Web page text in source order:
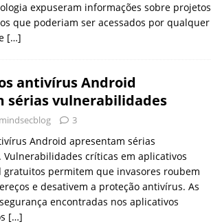
expuseram informações sobre projetos
que poderiam ser acessados ​​por qualquer
[…]
antivírus Android
sérias vulnerabilidades
mindsecblog 3
Android apresentam sérias
críticas em aplicativos
permitem que invasores roubem
e desativem a proteção antivírus. As
encontradas nos aplicativos
[…]